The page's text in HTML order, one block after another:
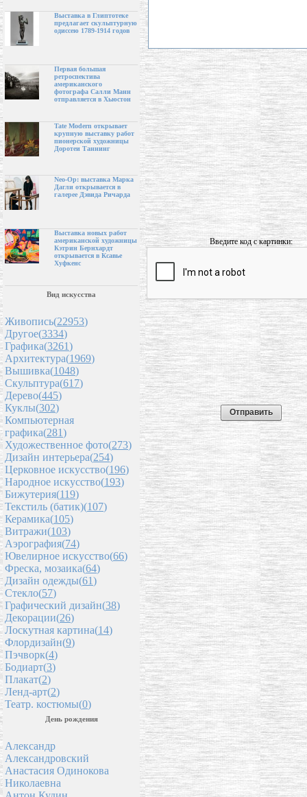
Выставка в Глиптотеке
предлагает скульптурную
одиссею 1789-1914 годов
Первая большая
ретроспектива
американского
фотографа Салли Манн
отправляется в Хьюстон
Tate Modern открывает
крупную выставку работ
пионерской художницы
Доротеи Таннинг
Neo-Op: выставка Марка
Дагли открывается в
галерее Дэвида Ричарда
Выставка новых работ
американской художницы
Кэтрин Бернхардт
открывается в Ксавье
Хуфкенс
Вид искусства
Живопись(22953)
Другое(3334)
Графика(3261)
Архитектура(1969)
Вышивка(1048)
Скульптура(617)
Дерево(445)
Куклы(302)
Компьютерная
графика(281)
Художественное фото(273)
Дизайн интерьера(254)
Церковное искусство(196)
Народное искусство(193)
Бижутерия(119)
Текстиль (батик)(107)
Керамика(105)
Витражи(103)
Аэрография(74)
Ювелирное искусство(66)
Фреска, мозаика(64)
Дизайн одежды(61)
Стекло(57)
Графический дизайн(38)
Декорации(26)
Лоскутная картина(14)
Флордизайн(9)
Пэчворк(4)
Бодиарт(3)
Плакат(2)
Ленд-арт(2)
Театр. костюмы(0)
День рождения
Александр
Александровский
Анастасия Одинокова
Николаевна
Введите код с картинки: